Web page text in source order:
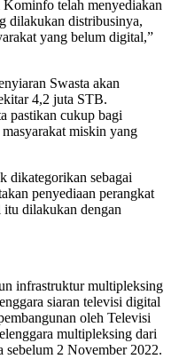
telah menyediakan
dilakukan distribusinya,
yang belum digital,”
Swasta akan
4,2 juta STB.
pastikan cukup bagi
miskin yang
dikategorikan sebagai
penyediaan perangkat
dilakukan dengan
infrastruktur multipleksing
siaran televisi digital
oleh Televisi
multipleksing dari
sebelum 2 November 2022.